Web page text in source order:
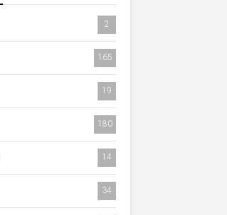
2
165
19
180
14
34